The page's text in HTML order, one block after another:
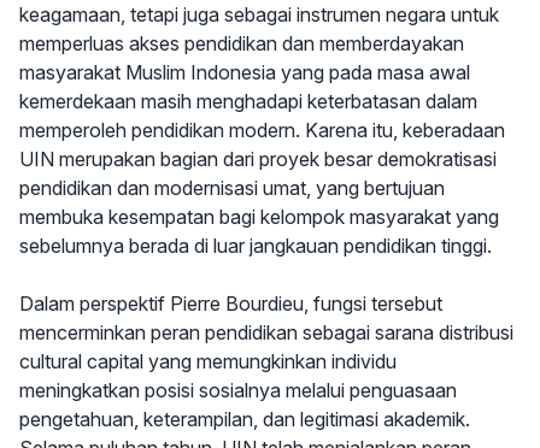
keagamaan, tetapi juga sebagai instrumen negara untuk
memperluas akses pendidikan dan memberdayakan
masyarakat Muslim Indonesia yang pada masa awal
kemerdekaan masih menghadapi keterbatasan dalam
memperoleh pendidikan modern. Karena itu, keberadaan
UIN merupakan bagian dari proyek besar demokratisasi
pendidikan dan modernisasi umat, yang bertujuan
membuka kesempatan bagi kelompok masyarakat yang
sebelumnya berada di luar jangkauan pendidikan tinggi.
Dalam perspektif Pierre Bourdieu, fungsi tersebut
mencerminkan peran pendidikan sebagai sarana distribusi
cultural capital yang memungkinkan individu
meningkatkan posisi sosialnya melalui penguasaan
pengetahuan, keterampilan, dan legitimasi akademik.